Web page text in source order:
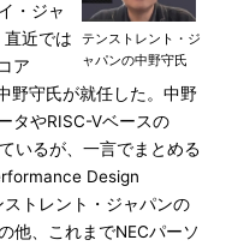
テンストレント・ジ
ャパンの中野守氏
・ジャ
近では
ア
野守氏が就任した。中野
タやRISC-Vベースの
いるが、一言でまとめる
Design
トレント・ジャパンの
他、これまでNECパーソ